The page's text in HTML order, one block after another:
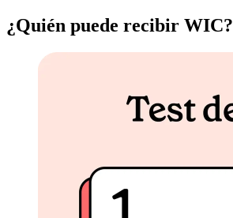
¿Quién puede recibir WIC?